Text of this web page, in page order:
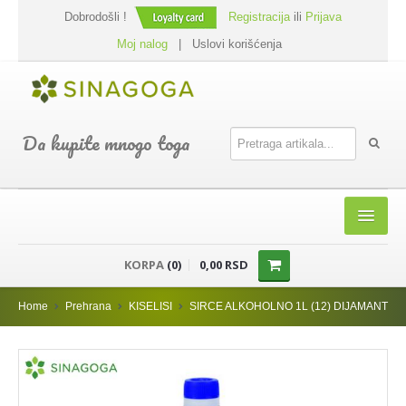
Dobrodošli ! Registracijaili Prijava
Moj nalog
Uslovi korišćenja
Da kupite mnogo toga
SHOP
PREHRANA
KORPA (0) 0,00 RSD
Home Prehrana KISELISI SIRCE ALKOHOLNO 1L (12) DIJAMANT